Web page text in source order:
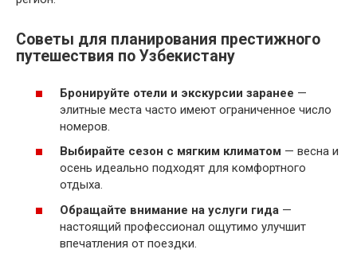
Советы для планирования престижного
путешествия по Узбекистану
Бронируйте отели и экскурсии заранее —
элитные места часто имеют ограниченное число
номеров.
Выбирайте сезон с мягким климатом — весна и
осень идеально подходят для комфортного
отдыха.
Обращайте внимание на услуги гида —
настоящий профессионал ощутимо улучшит
впечатления от поездки.